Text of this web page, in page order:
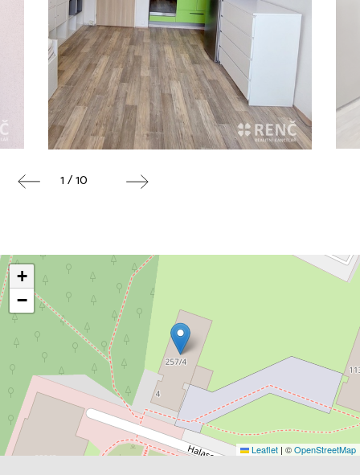
1 / 10
+
−
Leaflet | ©OpenStreetMap